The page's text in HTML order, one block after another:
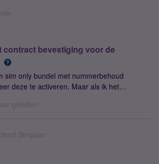
Simyo 06 nummer is inmiddels
naar behoren.
contract bevestiging voor de
sim only bundel met nummerbehoud
deze te activeren. Maar als ik het
geeft hij aan dat dat niet kan en dat
moet proberen. Volgens mij is het
echter nog steeds dat de aanvraag
naar de provider is gestuurd.Heeft
geleden
Simyaan